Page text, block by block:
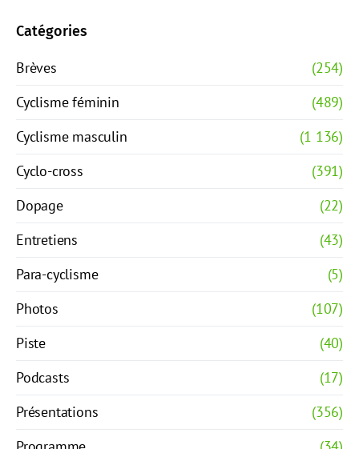
Catégories
Brèves
(254)
Cyclisme féminin
(489)
Cyclisme masculin
(1 136)
Cyclo-cross
(391)
Dopage
(22)
Entretiens
(43)
Para-cyclisme
(5)
Photos
(107)
Piste
(40)
Podcasts
(17)
Présentations
(356)